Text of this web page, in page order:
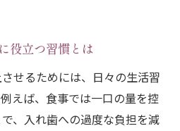
役立つ習慣とは
せるためには、日々の生活習
えば、食事では一口の量を控
、入れ歯への過度な負担を減